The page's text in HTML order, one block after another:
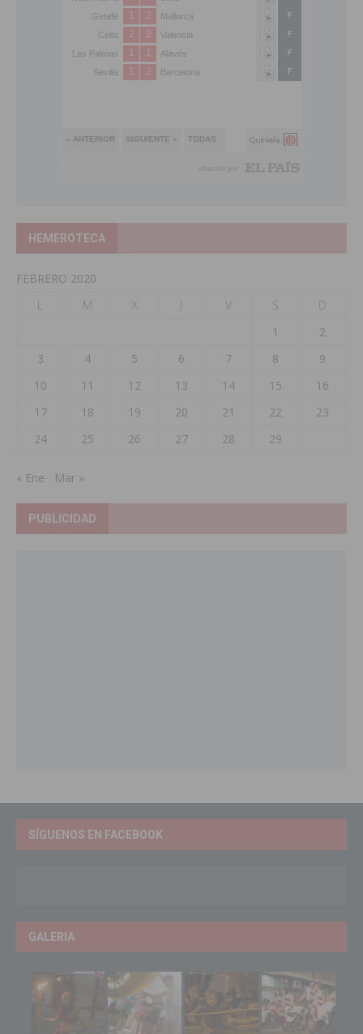
HEMEROTECA
FEBRERO 2020
L
M X J V S
D
1
2
3
4 5 6 7 8
9
10
11 12 13 14 15
16
17
18 19 20 21 22
23
24
25 26 27 28 29
« Ene Mar »
PUBLICIDAD
SÍGUENOS EN FACEBOOK
GALERIA